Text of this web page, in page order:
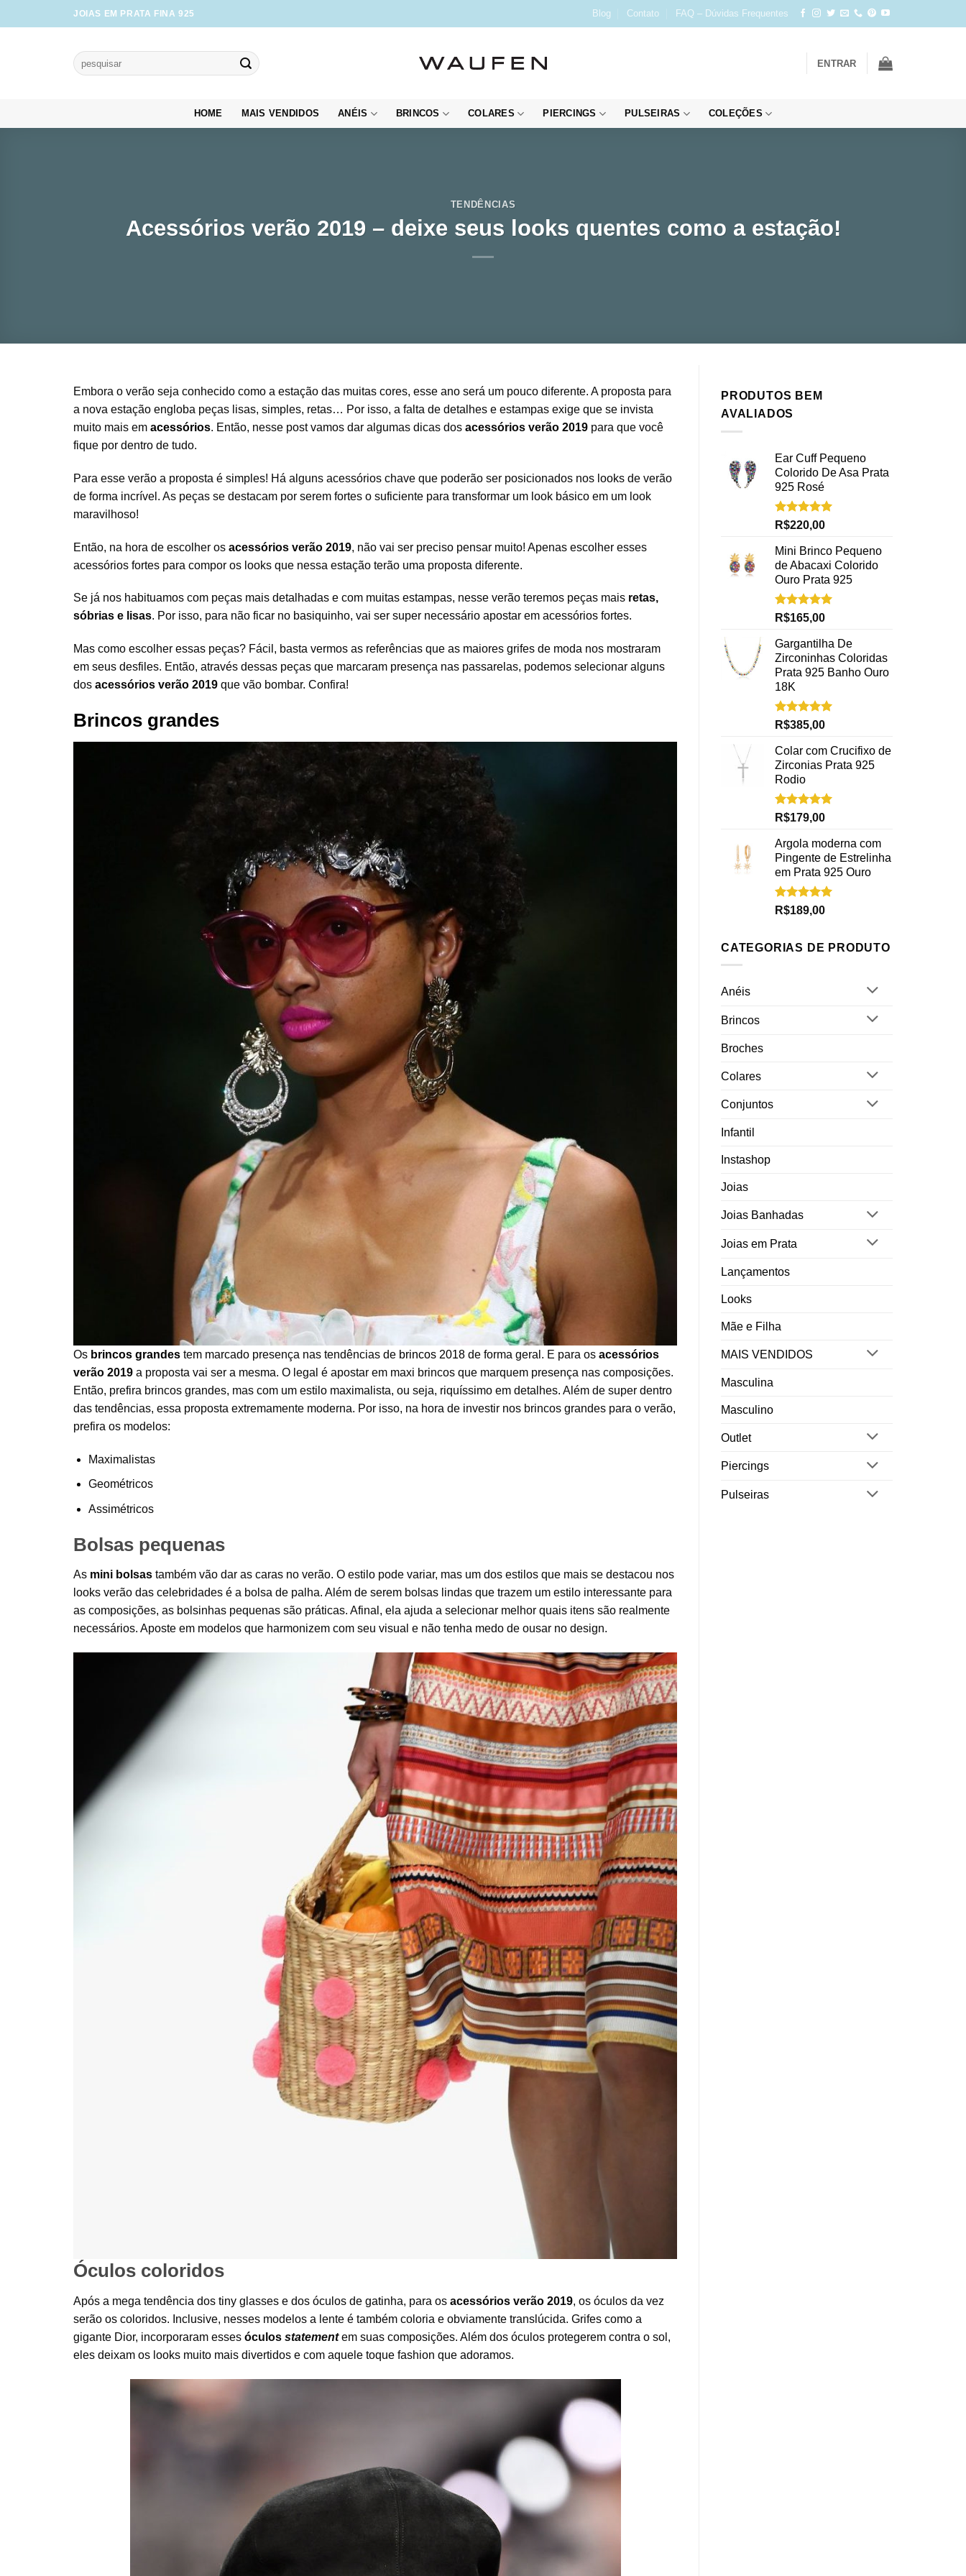
to
JOIAS EM PRATA FINA 925 Blog Contato FAQ – Dúvidas Frequentes
Pesquisar
por:
ENTRAR
HOME MAIS VENDIDOS ANÉIS BRINCOS COLARES PIERCINGS PULSEIRAS COLEÇÕES
TENDÊNCIAS
Acessórios verão 2019 – deixe seus looks quentes como a estação!
Embora o verão seja conhecido como a estação das muitas cores, esse ano será um pouco diferente. A proposta para
a nova estação engloba peças lisas, simples, retas… Por isso, a falta de detalhes e estampas exige que se invista
muito mais em acessórios. Então, nesse post vamos dar algumas dicas dos acessórios verão 2019 para que você
fique por dentro de tudo.
Para esse verão a proposta é simples! Há alguns acessórios chave que poderão ser posicionados nos looks de verão
de forma incrível. As peças se destacam por serem fortes o suficiente para transformar um look básico em um look
maravilhoso!
Então, na hora de escolher os acessórios verão 2019, não vai ser preciso pensar muito! Apenas escolher esses
acessórios fortes para compor os looks que nessa estação terão uma proposta diferente.
Se já nos habituamos com peças mais detalhadas e com muitas estampas, nesse verão teremos peças mais retas,
sóbrias e lisas. Por isso, para não ficar no basiquinho, vai ser super necessário apostar em acessórios fortes.
Mas como escolher essas peças? Fácil, basta vermos as referências que as maiores grifes de moda nos mostraram
em seus desfiles. Então, através dessas peças que marcaram presença nas passarelas, podemos selecionar alguns
dos acessórios verão 2019 que vão bombar. Confira!
Brincos grandes
Os brincos grandes tem marcado presença nas tendências de brincos 2018 de forma geral. E para os acessórios
verão 2019 a proposta vai ser a mesma. O legal é apostar em maxi brincos que marquem presença nas composições.
Então, prefira brincos grandes, mas com um estilo maximalista, ou seja, riquíssimo em detalhes. Além de super dentro
das tendências, essa proposta extremamente moderna. Por isso, na hora de investir nos brincos grandes para o verão,
prefira os modelos:
Maximalistas
Geométricos
Assimétricos
Bolsas pequenas
As mini bolsas também vão dar as caras no verão. O estilo pode variar, mas um dos estilos que mais se destacou nos
looks verão das celebridades é a bolsa de palha. Além de serem bolsas lindas que trazem um estilo interessante para
as composições, as bolsinhas pequenas são práticas. Afinal, ela ajuda a selecionar melhor quais itens são realmente
necessários. Aposte em modelos que harmonizem com seu visual e não tenha medo de ousar no design.
Óculos coloridos
Após a mega tendência dos tiny glasses e dos óculos de gatinha, para os acessórios verão 2019, os óculos da vez
serão os coloridos. Inclusive, nesses modelos a lente é também coloria e obviamente translúcida. Grifes como a
gigante Dior, incorporaram esses óculos statementem suas composições. Além dos óculos protegerem contra o sol,
eles deixam os looks muito mais divertidos e com aquele toque fashion que adoramos.
PRODUTOS BEM
AVALIADOS
Ear Cuff Pequeno
Colorido De Asa Prata
925 Rosé
Avaliação
5.00
de 5
R$220,00
Mini Brinco Pequeno
de Abacaxi Colorido
Ouro Prata 925
Avaliação
5.00
de 5
R$165,00
Gargantilha De
Zirconinhas Coloridas
Prata 925 Banho Ouro
18K
Avaliação
5.00
de 5
R$385,00
Colar com Crucifixo de
Zirconias Prata 925
Rodio
Avaliação
5.00
de 5
R$179,00
Argola moderna com
Pingente de Estrelinha
em Prata 925 Ouro
Avaliação
5.00
de 5
R$189,00
CATEGORIAS DE PRODUTO
Anéis
Brincos
Broches
Colares
Conjuntos
Infantil
Instashop
Joias
Joias Banhadas
Joias em Prata
Lançamentos
Looks
Mãe e Filha
MAIS VENDIDOS
Masculina
Masculino
Outlet
Piercings
Pulseiras